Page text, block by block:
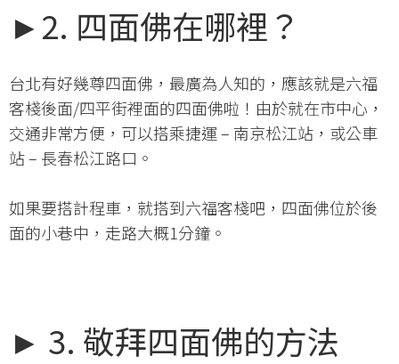
►2. 四面佛在哪裡？
台北有好幾尊四面佛，最廣為人知的，應該就是六福
客棧後面/四平街裡面的四面佛啦！由於就在市中心，
交通非常方便，可以搭乘捷運 – 南京松江站，或公車
站 – 長春松江路口。
如果要搭計程車，就搭到六福客棧吧，四面佛位於後
面的小巷中，走路大概1分鐘。
► 3. 敬拜四面佛的方法